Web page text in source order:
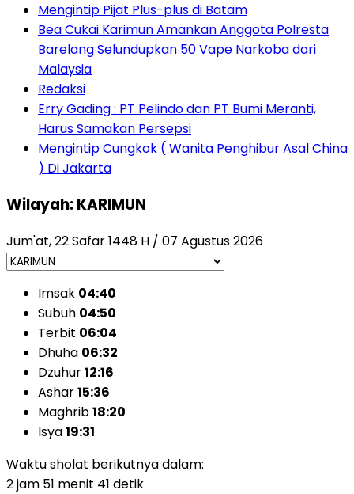
Mengintip Pijat Plus-plus di Batam
Bea Cukai Karimun Amankan Anggota Polresta
Barelang Selundupkan 50 Vape Narkoba dari
Malaysia
Redaksi
Erry Gading : PT Pelindo dan PT Bumi Meranti,
Harus Samakan Persepsi
Mengintip Cungkok ( Wanita Penghibur Asal China
) Di Jakarta
Wilayah: KARIMUN
Jum'at, 22 Safar 1448 H / 07 Agustus 2026
Imsak 04:40
Subuh 04:50
Terbit 06:04
Dhuha 06:32
Dzuhur12:16
Ashar15:36
Maghrib18:20
Isya19:31
Waktu sholat berikutnya dalam:
2 jam 51 menit 39 detik